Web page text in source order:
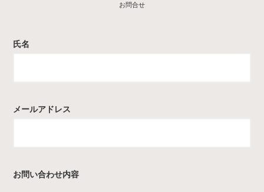
お問合せ
氏名
メールアドレス
お問い合わせ内容